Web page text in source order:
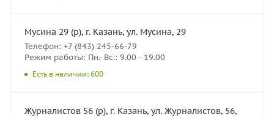
Мусина 29 (р), г. Казань, ул. Мусина, 29
Телефон: +7 (843) 245-66-79
Режим работы: Пн.- Вс.: 9.00 - 19.00
Есть в наличии: 600
Журналистов 56 (р), г. Казань, ул. Журналистов, 56,